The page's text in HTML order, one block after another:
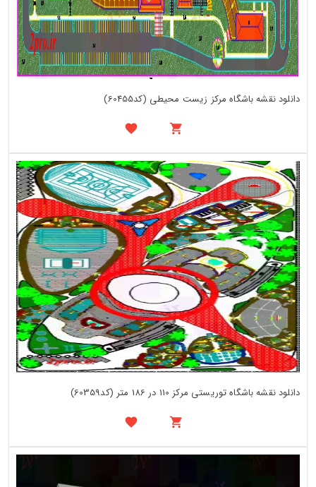
دانلود نقشه باشگاه مرکز زیست محیطی (کد60455)
دانلود نقشه باشگاه توریستی مرکز 110 در 186 متر (کد60359)